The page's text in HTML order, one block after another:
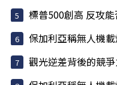
標普500創高 反攻
保加利亞稱無人機
觀光逆差背後的競